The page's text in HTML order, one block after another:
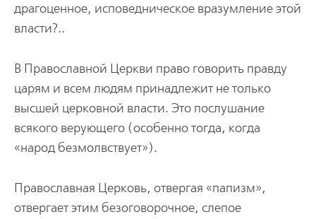
драгоценное, исповедническое вразумление этой
власти?..
В Православной Церкви право говорить правду
царям и всем людям принадлежит не только
высшей церковной власти. Это послушание
всякого верующего (особенно тогда, когда
«народ безмолвствует»).
Православная Церковь, отвергая «папизм»,
отвергает этим безоговорочное, слепое